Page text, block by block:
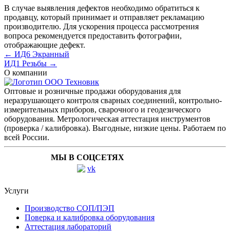
В случае выявления дефектов необходимо обратиться к
продавцу, который принимает и отправляет рекламацию
производителю. Для ускорения процесса рассмотрения
вопроса рекомендуется предоставить фотографии,
отображающие дефект.
← ИД6 Экранный
ИД1 Резьбы →
О компании
Оптовые и розничные продажи оборудования для
неразрушающего контроля сварных соединений, контрольно-
измерительных приборов, сварочного и геодезического
оборудования. Метрологическая аттестация инструментов
(проверка / калибровка). Выгодные, низкие цены. Работаем по
всей России.
МЫ В СОЦСЕТЯХ
Услуги
Производство СОП/ПЭП
Поверка и калибровка оборудования
Аттестация лабораторий